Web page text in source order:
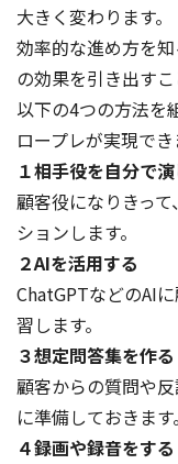
大きく変わります。
効率的な進め方を
の効果を引き出すこ
以下の4つの方法を
ロープレが実現でき
１相手役を自分で
顧客役になりきっ
ションします。
２AIを活用する
ChatGPTなどのAI
習します。
３想定問答集を作る
顧客からの質問や
に準備しておきます。
４録画や録音をする